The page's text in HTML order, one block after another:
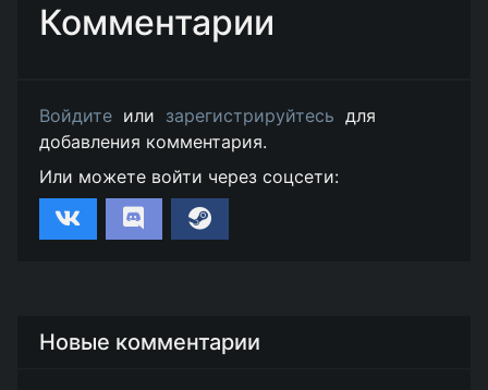
Комментарии
Войдите или зарегистрируйтесь для
добавления комментария.
Или можете войти через соцсети:
Новые комментарии